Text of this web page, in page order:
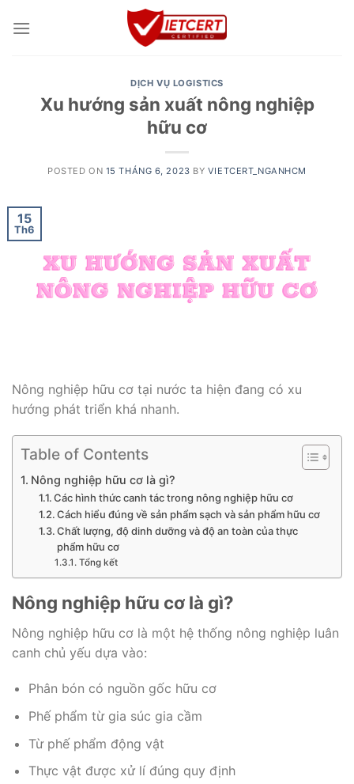
DỊCH VỤ LOGISTICS
Xu hướng sản xuất nông nghiệp
hữu cơ
POSTED ON 15 THÁNG 6, 2023 BY VIETCERT_NGANHCM
15
Th6
Nông nghiệp hữu cơ tại nước ta hiện đang có xu
hướng phát triển khá nhanh.
Table of Contents
Nông nghiệp hữu cơ là gì?
Các hình thức canh tác trong nông nghiệp hữu cơ
Cách hiểu đúng về sản phẩm sạch và sản phẩm hữu cơ
Chất lượng, độ dinh dưỡng và độ an toàn của thực
phẩm hữu cơ
Tổng kết
Nông nghiệp hữu cơ là gì?
Nông nghiệp hữu cơ là một hệ thống nông nghiệp luân
canh chủ yếu dựa vào:
Phân bón có nguồn gốc hữu cơ
Phế phẩm từ gia súc gia cầm
Từ phế phẩm động vật
Thực vật được xử lí đúng quy định